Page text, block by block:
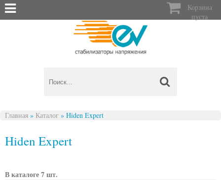

Корзина
пуста
Главная » Каталог » Hiden Expert
Hiden Expert
В каталоге 7 шт.